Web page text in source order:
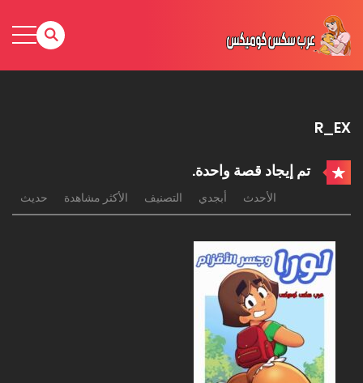
R_EX
تم إيجاد قصة واحدة.
الأحدث أبجدي التصنيف الأكثر مشاهدة حديث